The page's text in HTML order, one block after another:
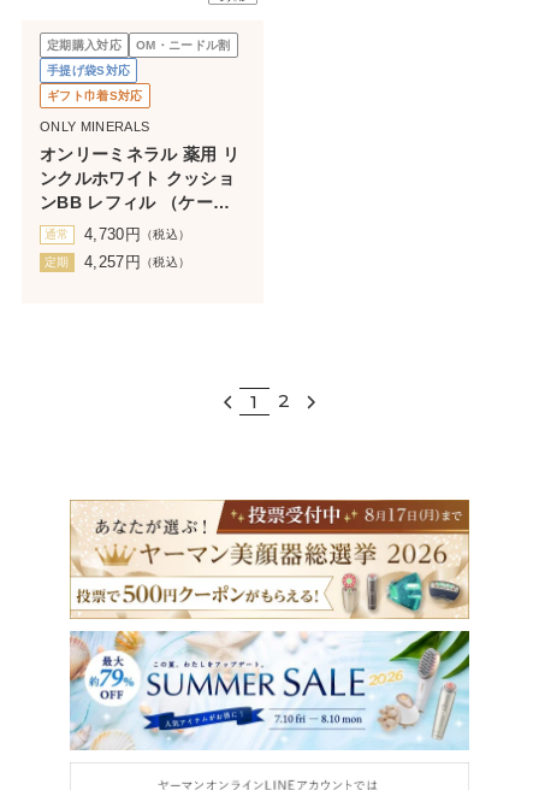
定期購入対応
OM・ニードル割
手提げ袋S対応
ギフト巾着S対応
ONLY MINERALS
オンリーミネラル 薬用 リ
ンクルホワイト クッショ
ンBB レフィル （ケース
なし）
通常 4,730 円 （税込）
定期 4,257 円 （税込）
1 2